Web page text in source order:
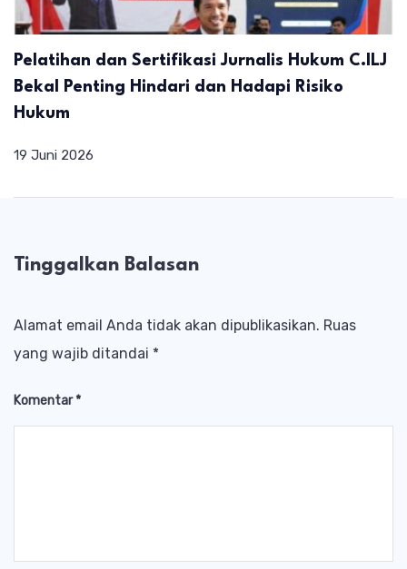
Pelatihan dan Sertifikasi Jurnalis Hukum C.ILJ
Bekal Penting Hindari dan Hadapi Risiko
Hukum
19 Juni 2026
Tinggalkan Balasan
Alamat email Anda tidak akan dipublikasikan. Ruas
yang wajib ditandai *
Komentar*